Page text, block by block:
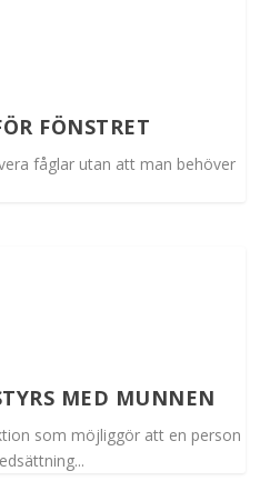
FÖNSTRET
fåglar utan att man behöver
MED MUNNEN
som möjliggör att en person